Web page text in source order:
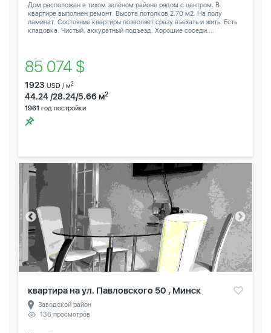
Дом расположен в тихом зелёном районе рядом с центром. В
квартире выполнен ремонт. Высота потолков 2.70 м2. На полу
ламинат. Состояние квартиры позволяет сразу въехать и жить. Есть
кладовка. Чистый, аккуратный подъезд. Хорошие соседи....
85 074 $
1923 USD / м2
44.24 /28.24/5.66 м2
1961 год постройки
квартира на ул. Павловского 50 , Минск
Заводской район
136 просмотров